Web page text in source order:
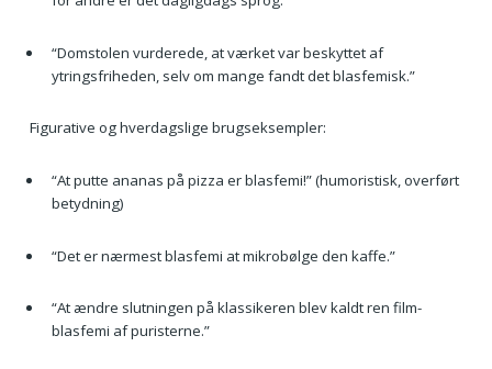
“Domstolen vurderede, at værket var beskyttet af
ytringsfriheden, selv om mange fandt det blasfemisk.”
Figurative og hverdagslige brugseksempler:
“At putte ananas på pizza er blasfemi!” (humoristisk, overført
betydning)
“Det er nærmest blasfemi at mikrobølge den kaffe.”
“At ændre slutningen på klassikeren blev kaldt ren film-
blasfemi af puristerne.”